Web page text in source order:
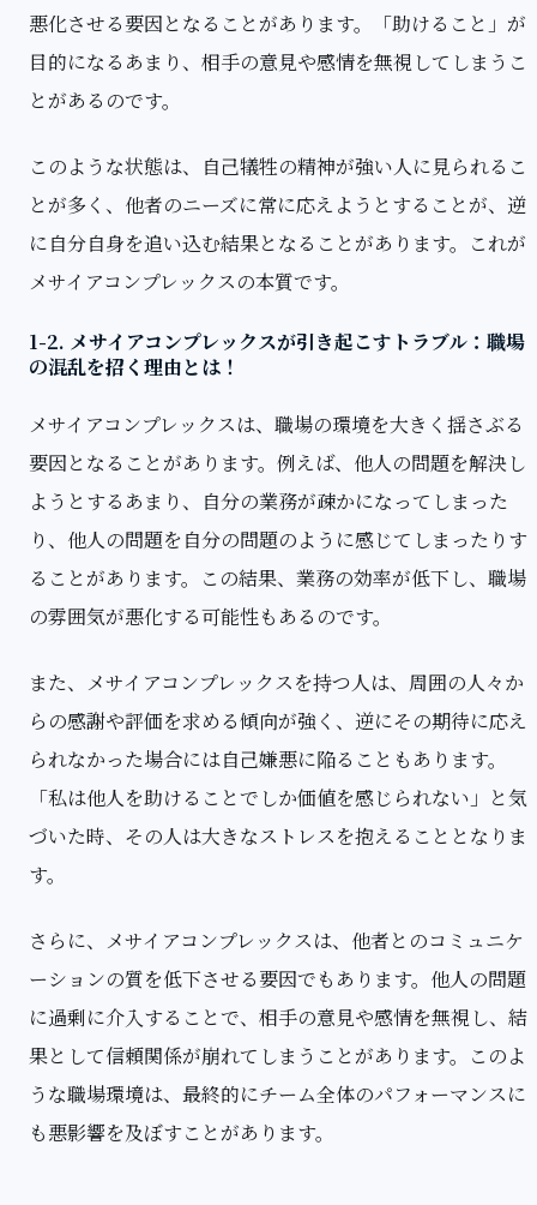
悪化させる要因となることがあります。「助けること」が
目的になるあまり、相手の意見や感情を無視してしまうこ
とがあるのです。
このような状態は、自己犠牲の精神が強い人に見られるこ
とが多く、他者のニーズに常に応えようとすることが、逆
に自分自身を追い込む結果となることがあります。これが
メサイアコンプレックスの本質です。
1-2. メサイアコンプレックスが引き起こすトラブル：職場
の混乱を招く理由とは！
メサイアコンプレックスは、職場の環境を大きく揺さぶる
要因となることがあります。例えば、他人の問題を解決し
ようとするあまり、自分の業務が疎かになってしまった
り、他人の問題を自分の問題のように感じてしまったりす
ることがあります。この結果、業務の効率が低下し、職場
の雰囲気が悪化する可能性もあるのです。
また、メサイアコンプレックスを持つ人は、周囲の人々か
らの感謝や評価を求める傾向が強く、逆にその期待に応え
られなかった場合には自己嫌悪に陥ることもあります。
「私は他人を助けることでしか価値を感じられない」と気
づいた時、その人は大きなストレスを抱えることとなりま
す。
さらに、メサイアコンプレックスは、他者とのコミュニケ
ーションの質を低下させる要因でもあります。他人の問題
に過剰に介入することで、相手の意見や感情を無視し、結
果として信頼関係が崩れてしまうことがあります。このよ
うな職場環境は、最終的にチーム全体のパフォーマンスに
も悪影響を及ぼすことがあります。